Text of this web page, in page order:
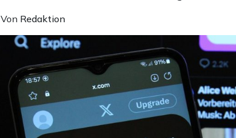
Von Redaktion